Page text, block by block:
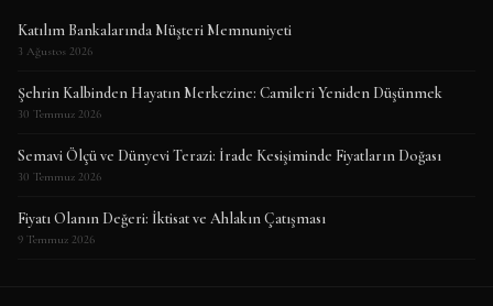
Katılım Bankalarında Müşteri Memnuniyeti
3 Ağustos 2026
Şehrin Kalbinden Hayatın Merkezine: Camileri Yeniden Düşünmek
30 Temmuz 2026
Semavi Ölçü ve Dünyevi Terazi: İrade Kesişiminde Fiyatların Doğası
30 Temmuz 2026
Fiyatı Olanın Değeri: İktisat ve Ahlakın Çatışması
9 Temmuz 2026